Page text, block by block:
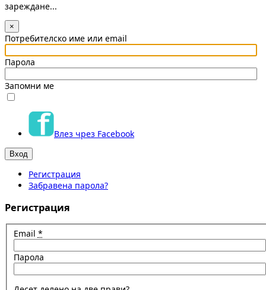
зареждане...
×
Потребителско име или email
Парола
Запомни ме
Влез чрез Facebook
Регистрация
Забравена парола?
Регистрация
Email *
Парола